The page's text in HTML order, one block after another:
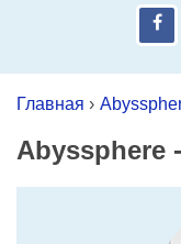
fb
Главная ›
Abyssphere -